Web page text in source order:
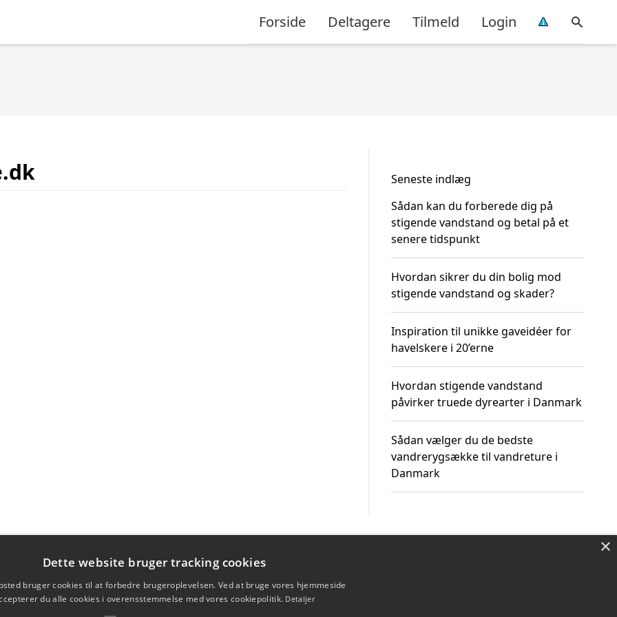
Forside Deltagere Tilmeld Login
Seneste indlæg
Sådan kan du forberede dig på
stigende vandstand og betal på et
senere tidspunkt
Hvordan sikrer du din bolig mod
stigende vandstand og skader?
Inspiration til unikke gaveidéer for
havelskere i 20’erne
Hvordan stigende vandstand
påvirker truede dyrearter i Danmark
Sådan vælger du de bedste
vandrerygsække til vandreture i
Danmark
×
Dette website bruger tracking cookies
bruger cookies til at forbedre brugeroplevelsen. Ved at bruge vores hjemmeside
du alle cookies i overensstemmelse med vores cookiepolitik. Detaljer